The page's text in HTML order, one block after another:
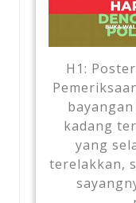
H1:
kadang
yang
terelakkan,